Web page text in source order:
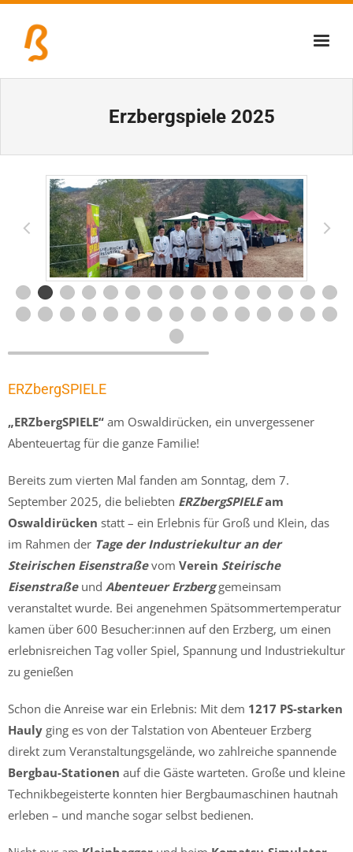
Tage der Industriekultur
Eisenstraßenmuseen
Veranstaltungen
Erzbergspiele 2025
ERZbergSPIELE
„ERZbergSPIELE“ am Oswaldirücken, ein unvergessener
Abenteuertag für die ganze Familie!
Bereits zum vierten Mal fanden am Sonntag, dem 7.
September 2025, die beliebten ERZbergSPIELEam
Oswaldirücken statt – ein Erlebnis für Groß und Klein, das
im Rahmen der Tage der Industriekultur an der
Steirischen Eisenstraßevom Verein Steirische
Eisenstraßeund Abenteuer Erzberggemeinsam
veranstaltet wurde. Bei angenehmen Spätsommertemperatur
kamen über 600 Besucher:innen auf den Erzberg, um einen
erlebnisreichen Tag voller Spiel, Spannung und Industriekultur
zu genießen
Schon die Anreise war ein Erlebnis: Mit dem 1217 PS-starken
Hauly ging es von der Talstation von Abenteuer Erzberg
direkt zum Veranstaltungsgelände, wo zahlreiche spannende
Bergbau-Stationen auf die Gäste warteten. Große und kleine
Technikbegeisterte konnten hier Bergbaumaschinen hautnah
erleben – und manche sogar selbst bedienen.